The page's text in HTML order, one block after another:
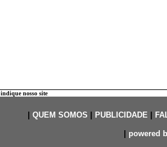
indique nosso site
QUEM SOMOS PUBLICIDADE|
powered